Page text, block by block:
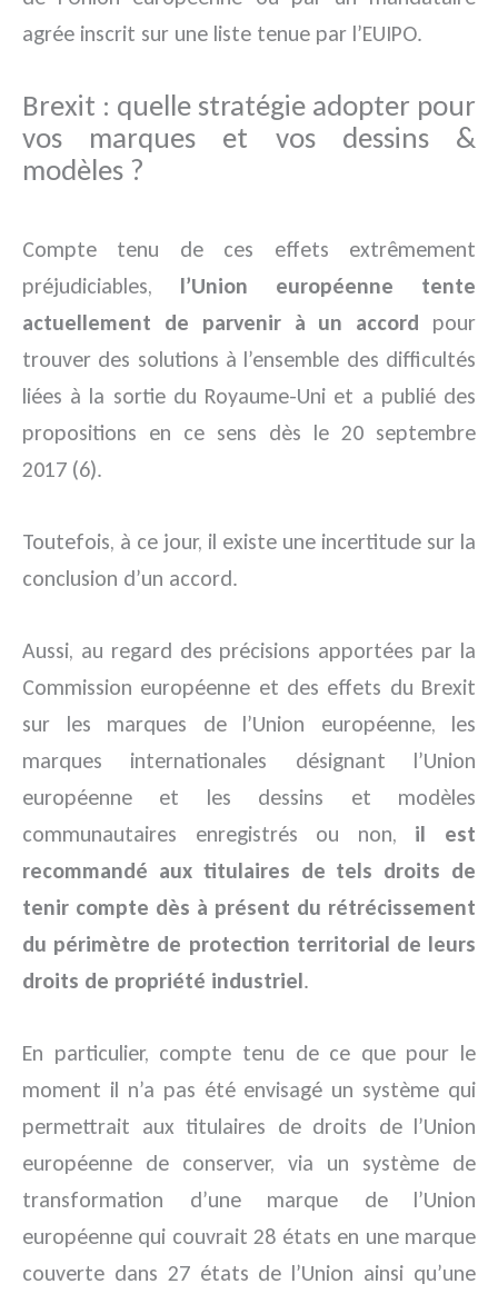
agrée inscrit sur une liste tenue par l’EUIPO.
Brexit : quelle stratégie adopter pour
vos marques et vos dessins &
modèles ?
Compte tenu de ces effets extrêmement
préjudiciables, l’Union européenne tente
actuellement de parvenir à un accord pour
trouver des solutions à l’ensemble des difficultés
liées à la sortie du Royaume-Uni et a publié des
propositions en ce sens dès le 20 septembre
2017 (6).
Toutefois, à ce jour, il existe une incertitude sur la
conclusion d’un accord.
Aussi, au regard des précisions apportées par la
Commission européenne et des effets du Brexit
sur les marques de l’Union européenne, les
marques internationales désignant l’Union
européenne et les dessins et modèles
communautaires enregistrés ou non, il est
recommandé aux titulaires de tels droits de
tenir compte dès à présent du rétrécissement
du périmètre de protection territorial de leurs
droits de propriété industriel.
En particulier, compte tenu de ce que pour le
moment il n’a pas été envisagé un système qui
permettrait aux titulaires de droits de l’Union
européenne de conserver, via un système de
transformation d’une marque de l’Union
européenne qui couvrait 28 états en une marque
couverte dans 27 états de l’Union ainsi qu’une